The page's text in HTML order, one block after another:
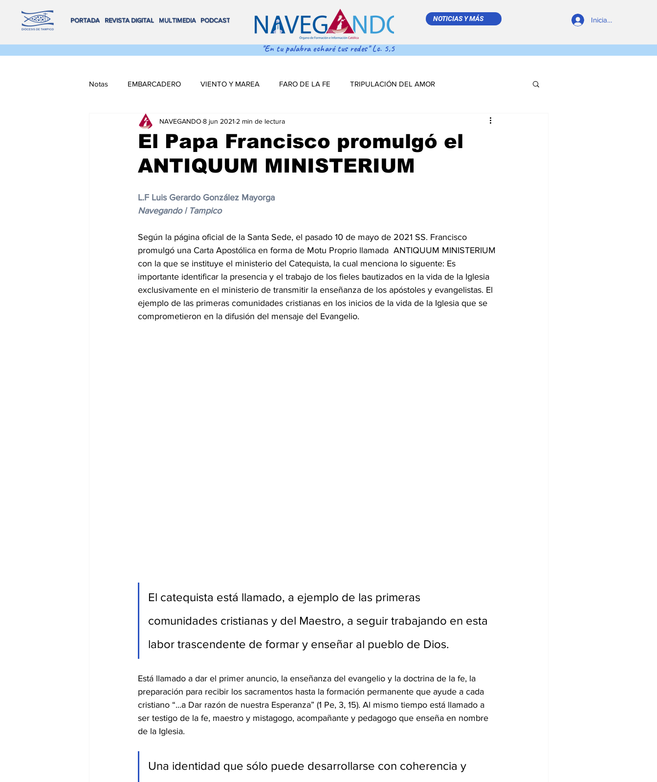
PORTADA REVISTA DIGITAL MULTIMEDIA PODCAST NOTICIAS Y MÁS Iniciar sesión
"En tu palabra echaré tus redes" Lc. 5,5
Notas EMBARCADERO VIENTO Y MAREA FARO DE LA FE TRIPULACIÓN DEL AMOR
FLOTA DE ALTAMAR REMA MAR ADENTRO REVISTA DIGITAL
VOX POPULI COORDENADAS DE NAVEGACIÓN DESDE EL TINTERO Salva Vidas
NAVEGANDO MULTIMEDIA NAVEGANDO PODCAST
El Papa Francisco promulgó el
ANTIQUUM MINISTERIUM
NAVEGANDO 8 jun 2021 2 min de lectura
L.F Luis Gerardo González Mayorga
Navegando | Tampico
Según la página oficial de la Santa Sede, el pasado 10 de mayo de 2021 SS. Francisco
promulgó una Carta Apostólica en forma de Motu Proprio llamada  ANTIQUUM MINISTERIUM
con la que se instituye el ministerio del Catequista, la cual menciona lo siguente: Es
importante identificar la presencia y el trabajo de los fieles bautizados en la vida de la Iglesia
exclusivamente en el ministerio de transmitir la enseñanza de los apóstoles y evangelistas. El
ejemplo de las primeras comunidades cristianas en los inicios de la vida de la Iglesia que se
comprometieron en la difusión del mensaje del Evangelio.
El catequista está llamado, a ejemplo de las primeras
comunidades cristianas y del Maestro, a seguir trabajando en esta
labor trascendente de formar y enseñar al pueblo de Dios.
Está llamado a dar el primer anuncio, la enseñanza del evangelio y la doctrina de la fe, la
preparación para recibir los sacramentos hasta la formación permanente que ayude a cada
cristiano “...a Dar razón de nuestra Esperanza” (1 Pe, 3, 15). Al mismo tiempo está llamado a
ser testigo de la fe, maestro y mistagogo, acompañante y pedagogo que enseña en nombre
de la Iglesia.
Una identidad que sólo puede desarrollarse con coherencia y